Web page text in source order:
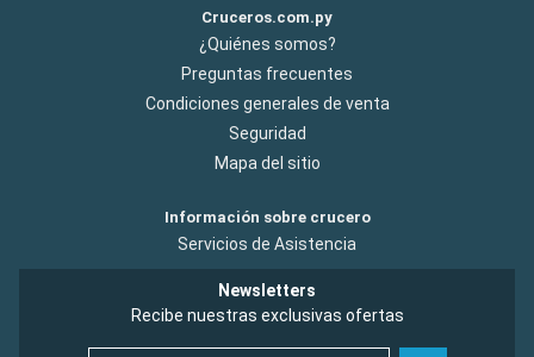
Cruceros.com.py
¿Quiénes somos?
Preguntas frecuentes
Condiciones generales de venta
Seguridad
Mapa del sitio
Información sobre crucero
Servicios de Asistencia
Newsletters
Recibe nuestras exclusivas ofertas